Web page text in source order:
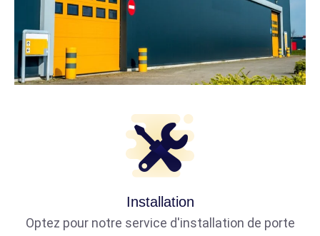
Installation
Optez pour notre service d'installation de porte